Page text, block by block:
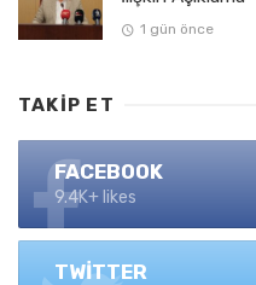
1 gün önce
TAKIP ET
FACEBOOK
9.4K+ likes
TWITTER